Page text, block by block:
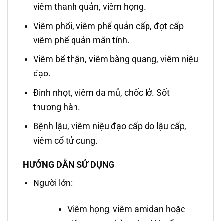
viêm thanh quản, viêm họng.
Viêm phổi, viêm phế quản cấp, đợt cấp
viêm phế quản mãn tính.
Viêm bể thận, viêm bàng quang, viêm niệu
đạo.
Ðinh nhọt, viêm da mủ, chốc lở. Sốt
thương hàn.
Bệnh lậu, viêm niệu đạo cấp do lậu cấp,
viêm cổ tử cung.
HƯỚNG DẪN SỬ DỤNG
Người lớn:
Viêm họng, viêm amidan hoặc